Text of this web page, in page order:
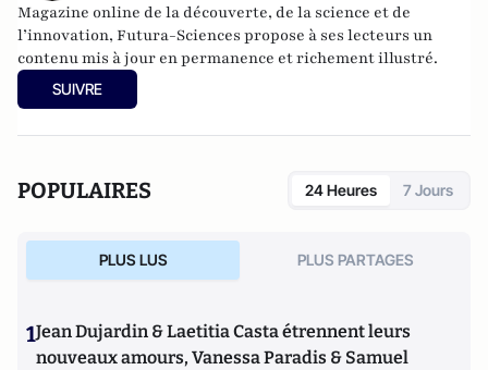
Magazine online de la découverte, de la science et de
l’innovation, Futura-Sciences propose à ses lecteurs un
contenu mis à jour en permanence et richement illustré.
SUIVRE
POPULAIRES 24 Heures 7 Jours
PLUS LUS PLUS PARTAGES
1Jean Dujardin & Laetitia Casta étrennent leurs
nouveaux amours, Vanessa Paradis & Samuel